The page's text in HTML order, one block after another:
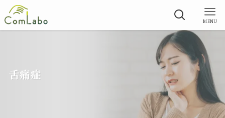
MENU
舌痛症